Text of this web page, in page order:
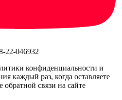
22-046932
конфиденциальности и
каждый раз, когда оставляете
связи на сайте